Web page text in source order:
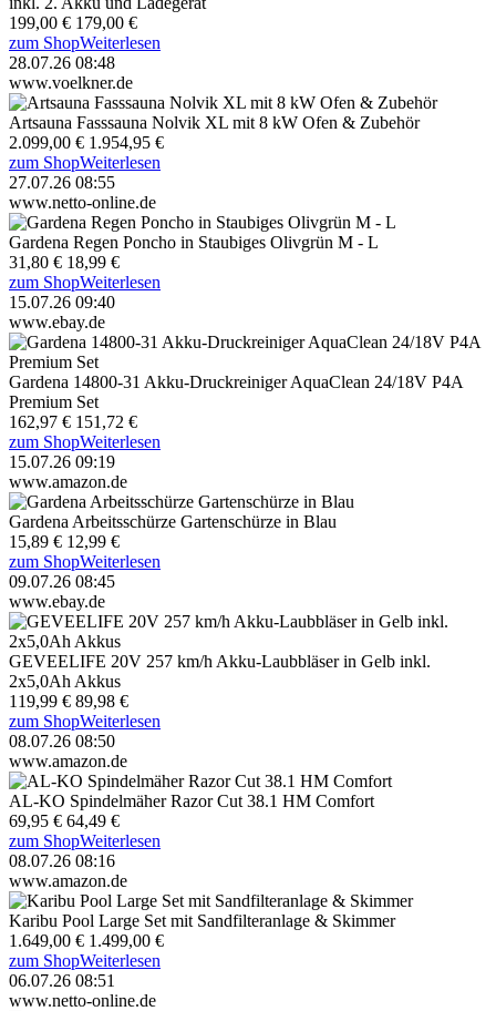
199,00 € 179,00 €
zum ShopWeiterlesen
28.07.26 08:48
www.voelkner.de
Artsauna Fasssauna Nolvik XL mit 8 kW Ofen & Zubehör
2.099,00 € 1.954,95 €
zum ShopWeiterlesen
27.07.26 08:55
www.netto-online.de
Gardena Regen Poncho in Staubiges Olivgrün M - L
31,80 € 18,99 €
zum ShopWeiterlesen
15.07.26 09:40
www.ebay.de
Gardena 14800-31 Akku-Druckreiniger AquaClean 24/18V P4A
Premium Set
162,97 € 151,72 €
zum ShopWeiterlesen
15.07.26 09:19
www.amazon.de
Gardena Arbeitsschürze Gartenschürze in Blau
15,89 € 12,99 €
zum ShopWeiterlesen
09.07.26 08:45
www.ebay.de
GEVEELIFE 20V 257 km/h Akku-Laubbläser in Gelb inkl.
2x5,0Ah Akkus
119,99 € 89,98 €
zum ShopWeiterlesen
08.07.26 08:50
www.amazon.de
AL-KO Spindelmäher Razor Cut 38.1 HM Comfort
69,95 € 64,49 €
zum ShopWeiterlesen
08.07.26 08:16
www.amazon.de
Karibu Pool Large Set mit Sandfilteranlage & Skimmer
1.649,00 € 1.499,00 €
zum ShopWeiterlesen
06.07.26 08:51
www.netto-online.de